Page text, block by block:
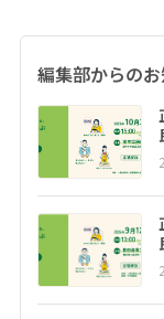
編集部からの